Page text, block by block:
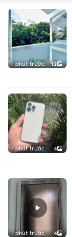
1 phút trước 12
1 phút trước 4
1 phút trước 4